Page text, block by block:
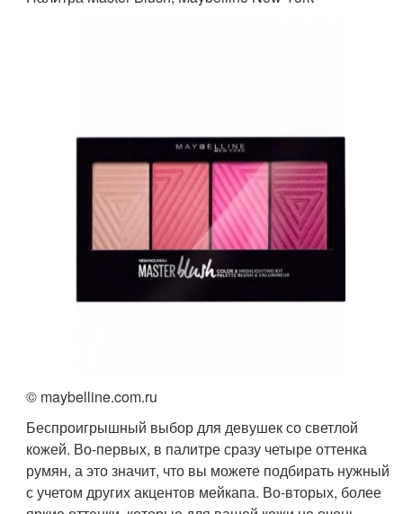
© maybelline.com.ru
Беспроигрышный выбор для девушек со светлой
кожей. Во-первых, в палитре сразу четыре оттенка
румян, а это значит, что вы можете подбирать нужный
с учетом других акцентов мейкапа. Во-вторых, более